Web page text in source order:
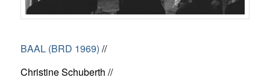
BAAL (BRD 1969) //
Christine Schuberth //